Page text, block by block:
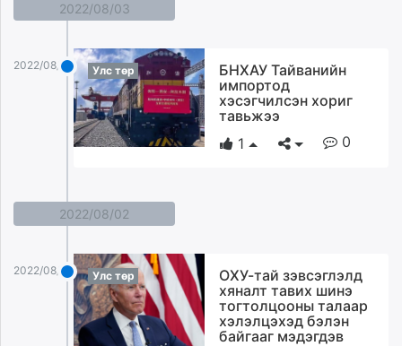
2022/08/03
2022/08/03 Улс төр
БНХАУ Тайванийн
импортод
хэсэгчилсэн хориг
тавьжээ
1
0
2022/08/02
2022/08/02 Улс төр
ОХУ-тай зэвсэглэлд
хяналт тавих шинэ
тогтолцооны талаар
хэлэлцэхэд бэлэн
байгааг мэдэгдэв